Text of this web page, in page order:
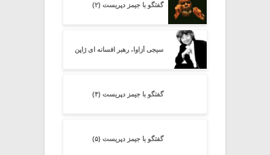
گفتگو با جیمز دپریست (۲)
سیجی اُزاوا، رهبر افسانه ای ژاپن
گفتگو با جیمز دپریست (۴)
گفتگو با جیمز دپریست (۵)